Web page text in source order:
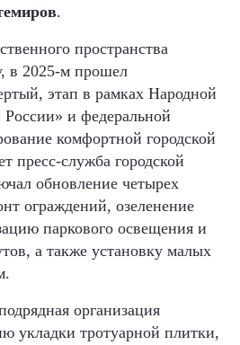
.
пространства
в 2025-м прошел
этап в рамках Народной
и федеральной
комфортной городской
пресс-служба городской
обновление четырех
ограждений, озеленение
паркового освещения и
а также установку малых
организация
укладки тротуарной плитки,